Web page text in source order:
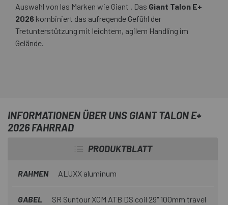
Auswahl von las Marken wie Giant . Das Giant Talon E+
2026 kombiniert das aufregende Gefühl der
Tretunterstützung mit leichtem, agilem Handling im
Gelände.
INFORMATIONEN ÜBER UNS GIANT TALON E+
2026 FAHRRAD
PRODUKTBLATT
RAHMEN ALUXX aluminum
GABEL
SR Suntour XCM ATB DS coil 29" 100mm travel